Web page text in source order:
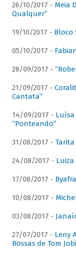
26/10/2017 - Meia
Qualquer”
19/10/2017 - Bloco
05/10/2017 -
28/09/2017 -
21/09/2017 -
Cantata”
14/09/2017 - Luísa
“Ponteando”
31/08/2017 - Tarita
24/08/2017 - Luiza
17/08/2017 -
10/08/2017 -
03/08/2017 -
27/07/2017 - Leny
Bossas de Tom